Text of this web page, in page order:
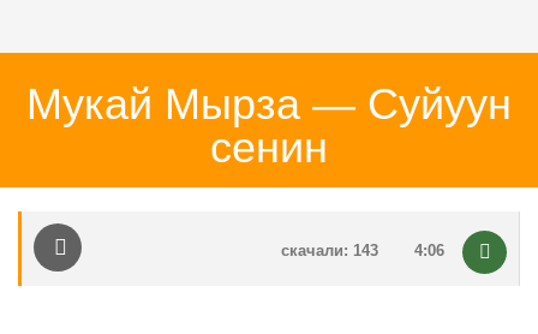
Мукай Мырза — Суйуун
сенин
4:06
скачали: 143